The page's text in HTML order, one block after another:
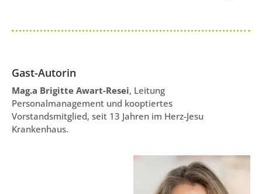
Gast-Autorin
Mag.a Brigitte Awart-Resei, Leitung
Personalmanagement und kooptiertes
Vorstandsmitglied, seit 13 Jahren im Herz-Jesu
Krankenhaus.